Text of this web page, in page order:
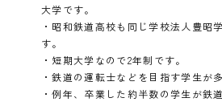
大学です。
・昭和鉄道高校も同じ学校法人豊昭
す。
・短期大学なので2年制です。
・鉄道の運転士などを目指す学生が
・例年、卒業した約半数の学生が鉄